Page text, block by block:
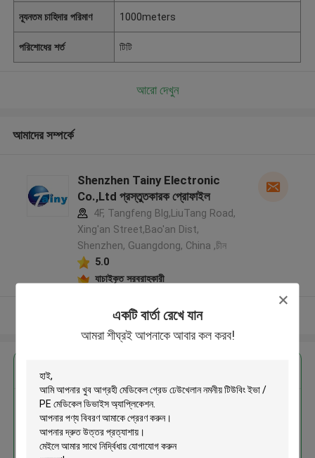
একটি বার্তা রেখে যান
আমরা শীঘ্রই আপনাকে আবার কল করব!
ন্যূনতম চাহিদার পরিমাণ 1000meters
পরিশোধের শর্ত টিটি
আরো দেখুন
আমাদের সম্পর্কে
Shenzhen Tainy Electronic
Co.,Ltd প্রস্তুতকারক প্রোফাইল
4F, Tangfeng Blg,LiuTang Road,
Xing'an Street,Bao'an Dist,
Shenzhen, Guangdong, China ,চীন
5.0
যাচাইকৃত সরবরাহকারী
আরো দেখুন
মেডিকেল গ্রেড ঢেউখেলান নমনীয় টিউবিং ইভা /
PE মেডিকেল ডিভাইস অ্যাপ্লিকেশন